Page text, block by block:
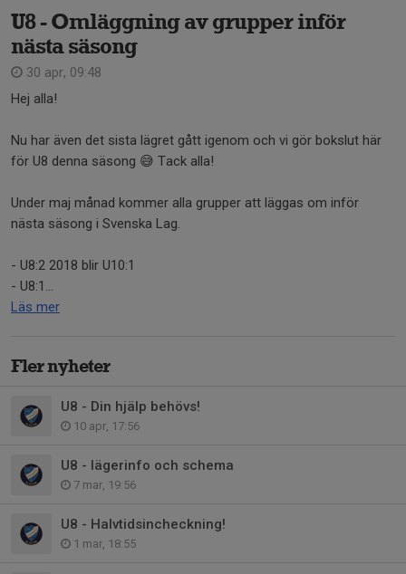
U8 - Omläggning av grupper inför
nästa säsong
30 apr, 09:48
Hej alla!
Nu har även det sista lägret gått igenom och vi gör bokslut här
för U8 denna säsong 😅 Tack alla!
Under maj månad kommer alla grupper att läggas om inför
nästa säsong i Svenska Lag.
- U8:2 2018 blir U10:1
- U8:1...
Läs mer
Fler nyheter
U8 - Din hjälp behövs!
10 apr, 17:56
U8 - lägerinfo och schema
7 mar, 19:56
U8 - Halvtidsincheckning!
1 mar, 18:55